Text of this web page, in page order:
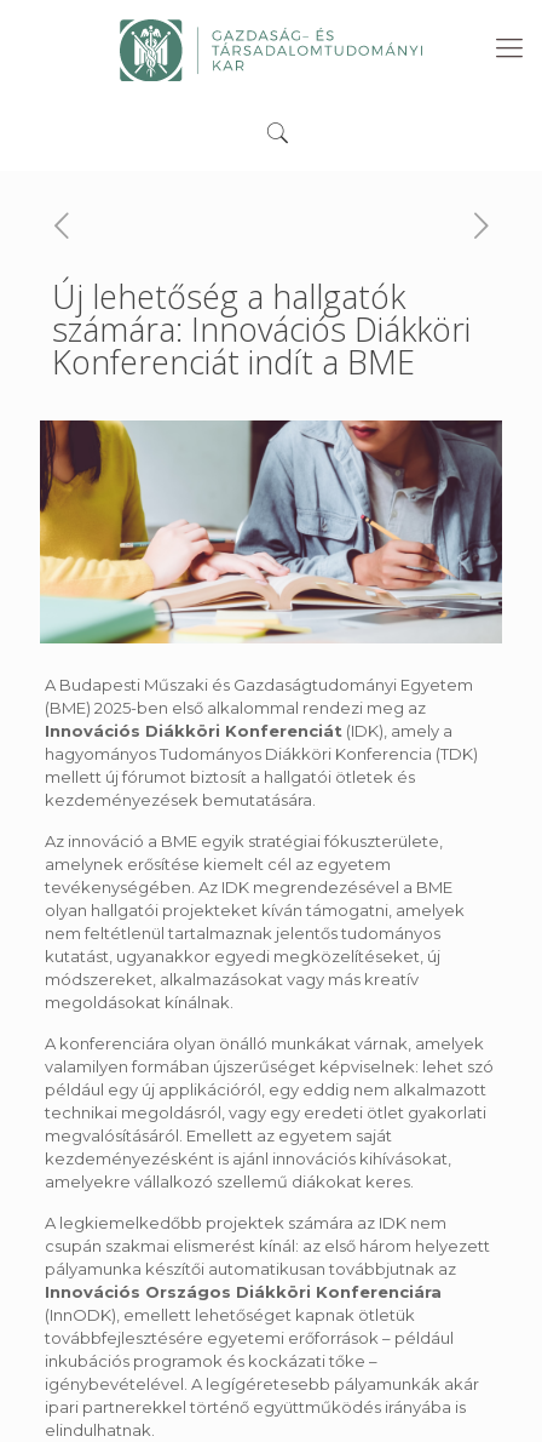
Új lehetőség a hallgatók
számára: Innovációs Diákköri
Konferenciát indít a BME
A Budapesti Műszaki és Gazdaságtudományi Egyetem
(BME) 2025-ben első alkalommal rendezi meg az
Innovációs Diákköri Konferenciát (IDK), amely a
hagyományos Tudományos Diákköri Konferencia (TDK)
mellett új fórumot biztosít a hallgatói ötletek és
kezdeményezések bemutatására.
Az innováció a BME egyik stratégiai fókuszterülete,
amelynek erősítése kiemelt cél az egyetem
tevékenységében. Az IDK megrendezésével a BME
olyan hallgatói projekteket kíván támogatni, amelyek
nem feltétlenül tartalmaznak jelentős tudományos
kutatást, ugyanakkor egyedi megközelítéseket, új
módszereket, alkalmazásokat vagy más kreatív
megoldásokat kínálnak.
A konferenciára olyan önálló munkákat várnak, amelyek
valamilyen formában újszerűséget képviselnek: lehet szó
például egy új applikációról, egy eddig nem alkalmazott
technikai megoldásról, vagy egy eredeti ötlet gyakorlati
megvalósításáról. Emellett az egyetem saját
kezdeményezésként is ajánl innovációs kihívásokat,
amelyekre vállalkozó szellemű diákokat keres.
A legkiemelkedőbb projektek számára az IDK nem
csupán szakmai elismerést kínál: az első három helyezett
pályamunka készítői automatikusan továbbjutnak az
Innovációs Országos Diákköri Konferenciára
(InnODK), emellett lehetőséget kapnak ötletük
továbbfejlesztésére egyetemi erőforrások – például
inkubációs programok és kockázati tőke –
igénybevételével. A legígéretesebb pályamunkák akár
ipari partnerekkel történő együttműködés irányába is
elindulhatnak.